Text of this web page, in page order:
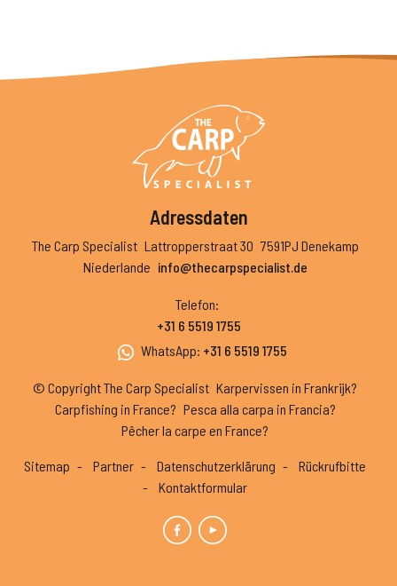
Adressdaten
The Carp Specialist Lattropperstraat 30 7591PJ Denekamp
Niederlande info@thecarpspecialist.de
Telefon:
+31 6 5519 1755
WhatsApp: +31 6 5519 1755
© Copyright The Carp Specialist Karpervissen in Frankrijk?
Carpfishing in France? Pesca alla carpa in Francia?
Pêcher la carpe en France?
Sitemap Partner Datenschutzerklärung
Rückrufbitte
Kontaktformular